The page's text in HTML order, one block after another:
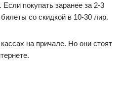
Если покупать заранее за 2-3
со скидкой в 10-30 лир.
на причале. Но они стоят